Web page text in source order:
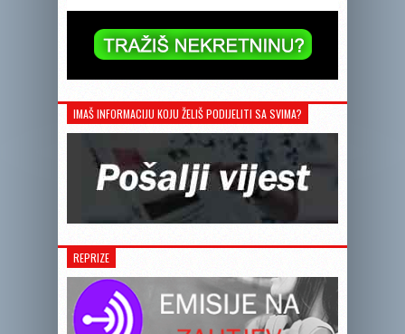
IMAŠ INFORMACIJU KOJU ŽELIŠ PODIJELITI SA SVIMA?
REPRIZE